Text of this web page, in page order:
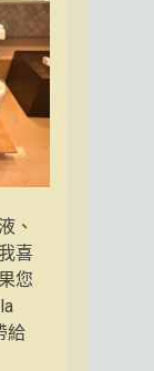
、
喜
您
給